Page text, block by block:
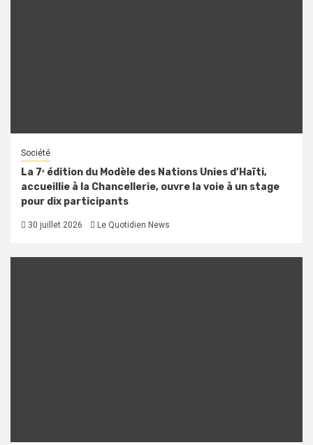
Société
La 7ᵉ édition du Modèle des Nations Unies d’Haïti,
accueillie à la Chancellerie, ouvre la voie à un stage
pour dix participants
30 juillet 2026 Le Quotidien News